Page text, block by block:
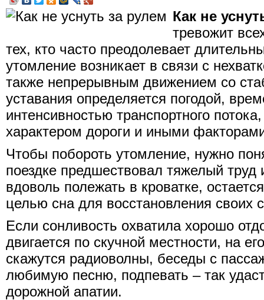
Как не
тревожит
тех, кто часто преодолевает
утомление возникает в связи с
также непрерывным движением со
уставания определяется погодой,
интенсивностью транспортного
характером дороги и иными
Чтобы побороть утомление, нужно
поездке предшествовал тяжелый
вдоволь полежать в кроватке,
целью сна для восстановления своих
Если сонливость охватила хорошо
двигается по скучной местности, на
скажутся радиоволны, беседы с
любимую песню, подпевать – так
дорожной апатии.